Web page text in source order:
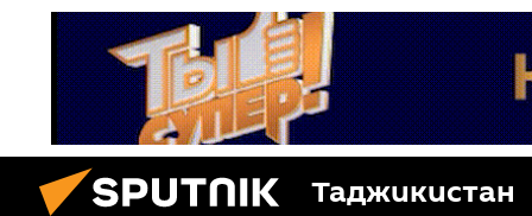
Таджикистан